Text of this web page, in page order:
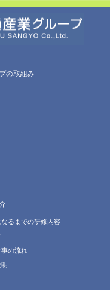
の取組み
るまでの研修内容
事の流れ